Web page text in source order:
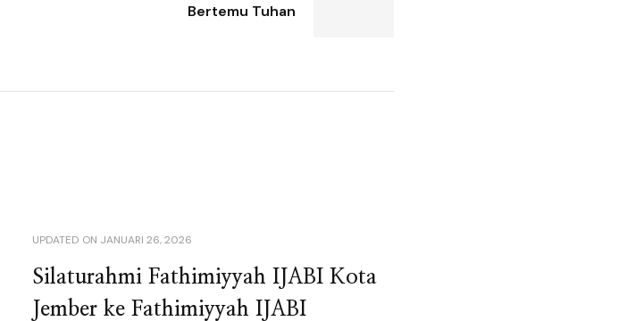
Bertemu Tuhan
UPDATED ON JANUARI 26, 2026
Silaturahmi Fathimiyyah IJABI Kota
Jember ke Fathimiyyah IJABI